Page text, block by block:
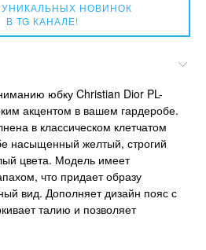
НОВИНОК
В TG КАНАЛЕ!
юбку Christian Dior PL-
акцентом в вашем гардеробе.
в классическом клетчатом
насыщенный желтый, строгий
цвета. Модель имеет
что придает образу
вид. Дополняет дизайн пояс с
талию и позволяет